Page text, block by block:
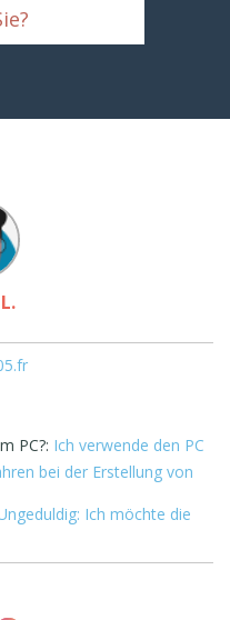
PC?: Ich verwende den PC
bei der Erstellung von
Ich möchte die